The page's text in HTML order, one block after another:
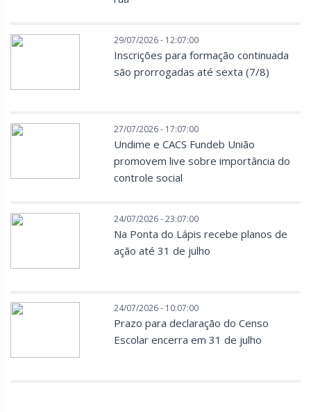
29/07/2026 - 12:07:00
Inscrições para formação continuada
são prorrogadas até sexta (7/8)
27/07/2026 - 17:07:00
Undime e CACS Fundeb União
promovem live sobre importância do
controle social
24/07/2026 - 23:07:00
Na Ponta do Lápis recebe planos de
ação até 31 de julho
24/07/2026 - 10:07:00
Prazo para declaração do Censo
Escolar encerra em 31 de julho